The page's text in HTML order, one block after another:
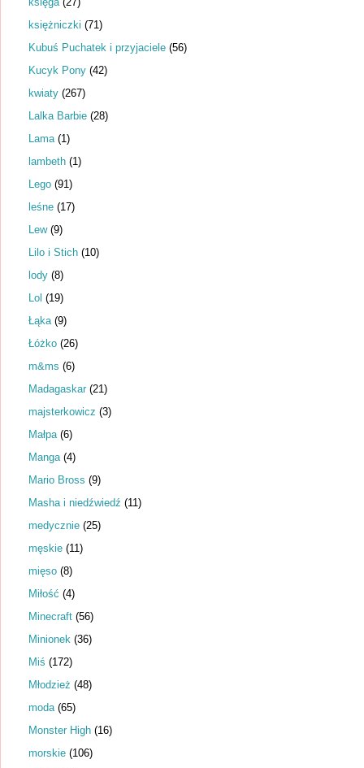
księżniczki (71)
Kubuś Puchatek i przyjaciele (56)
Kucyk Pony (42)
kwiaty (267)
Lalka Barbie (28)
Lama (1)
lambeth (1)
Lego (91)
leśne (17)
Lew (9)
Lilo i Stich (10)
lody (8)
Lol (19)
Łąka (9)
Łóżko (26)
m&ms (6)
Madagaskar (21)
majsterkowicz (3)
Małpa (6)
Manga (4)
Mario Bross (9)
Masha i niedźwiedź (11)
medycznie (25)
męskie (11)
mięso (8)
Miłość (4)
Minecraft (56)
Minionek (36)
Miś (172)
Młodzież (48)
moda (65)
Monster High (16)
morskie (106)